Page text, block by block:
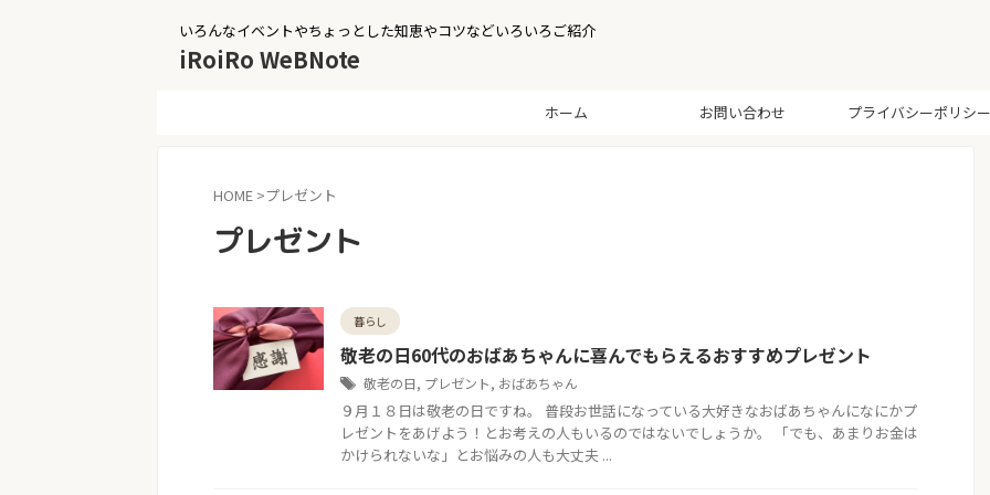
いろんなイベントやちょっとした知恵やコツなどいろいろご紹介
iRoiRo WeBNote
ホーム お問い合わせ プライバシーポリシー
HOME >プレゼント
プレゼント
暮らし
敬老の日60代のおばあちゃんに喜んでもらえるおすすめプレゼント
敬老の日, プレゼント, おばあちゃん
９月１８日は敬老の日ですね。 普段お世話になっている大好きなおばあちゃんになにかプ
レゼントをあげよう！とお考えの人もいるのではないでしょうか。 「でも、あまりお金は
かけられないな」とお悩みの人も大丈夫 ...